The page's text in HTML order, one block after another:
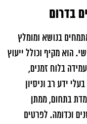
בדרום
בנושא ומומלץ
הוא מקיף וכולל ייעוץ
בלוח זמנים,
ידע רב וניסיון
בתחום, ממתן
וכדומה. לפרטים